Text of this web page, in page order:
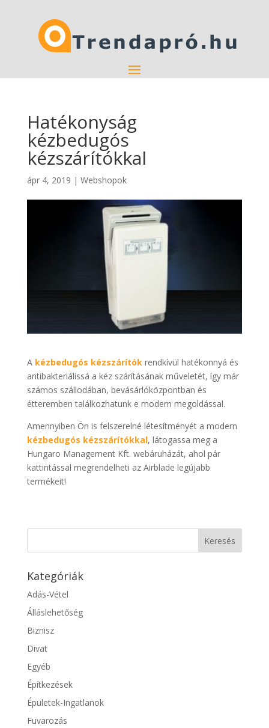
Hatékonyság
kézbedugós
kézszárítókkal
ápr 4, 2019 | Webshopok
A kézbedugós kézszárítókrendkívül hatékonnyá és
antibakteriálissá a kéz szárításának műveletét, így már
számos szállodában, bevásárlóközpontban és
étteremben találkozhatunk e modern megoldással.
Amennyiben Ön is felszerelné létesítményét a modern
kézbedugós kézszárítókkal, látogassa meg a
Hungaro Management Kft. webáruházát, ahol pár
kattintással megrendelheti az Airblade legújabb
termékeit!
Kategóriák
Adás-Vétel
Álláslehetőség
Biznisz
Divat
Egyéb
Építkezések
Épületek-Ingatlanok
Fuvarozás